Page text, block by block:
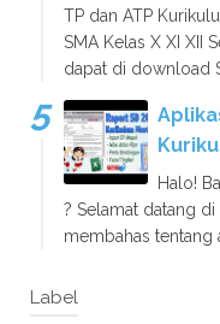
TP dan ATP
SMA Kelas X XI XII
dapat di download
Halo!
? Selamat datang
membahas tentang
Label